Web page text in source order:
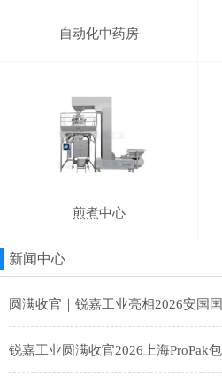
自动化中药房
煎煮中心
新闻中心